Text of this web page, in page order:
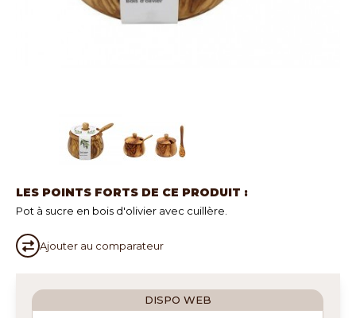
LES POINTS FORTS DE CE PRODUIT :
Pot à sucre en bois d'olivier avec cuillère.
Ajouter au comparateur
DISPO WEB